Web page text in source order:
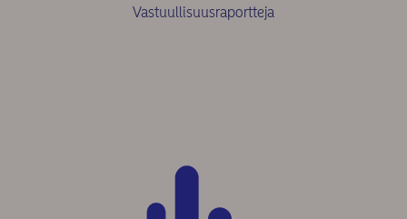
Vastuullisuusraportteja